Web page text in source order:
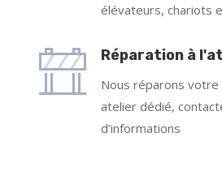
élévateurs, chariots
Réparation à
Nous réparons
atelier dédié,
d’informations